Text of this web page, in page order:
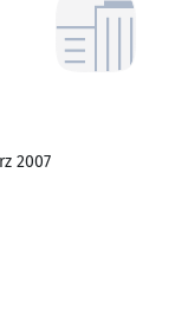
2007